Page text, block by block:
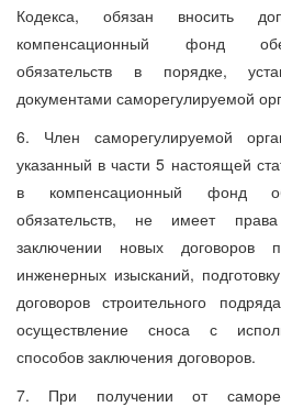
Кодекса, обязан вносить
компенсационный фонд
обязательств в порядке,
документами саморегулируемой
6. Член саморегулируемой
указанный в части 5 настоящей
в компенсационный фонд
обязательств, не имеет
заключении новых договоров
инженерных изысканий,
договоров строительного
осуществление сноса с
способов заключения договоров.
7. При получении от